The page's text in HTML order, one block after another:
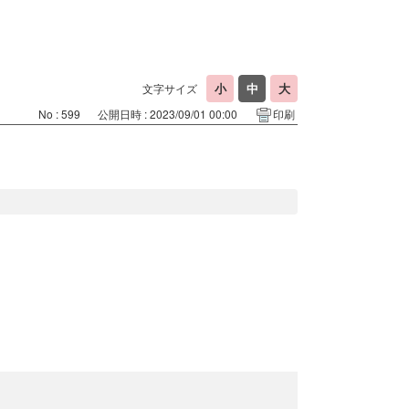
文字サイズ
No : 599 公開日時 : 2023/09/01 00:00 印刷